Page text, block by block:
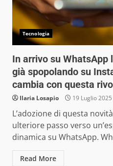
Tecnologia
In arrivo su WhatsApp
già spopolando su
cambia con questa
Ilaria Losapio 19 Luglio 2025
L’adozione di questa
ulteriore passo verso
dinamica su WhatsApp.
Read More